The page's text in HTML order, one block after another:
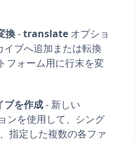
換-translate オプショ
イブへ追加または転換
フォーム用に行末を変
ブを作成- 新しい
ンを使用して、シング
指定した複数の各ファ